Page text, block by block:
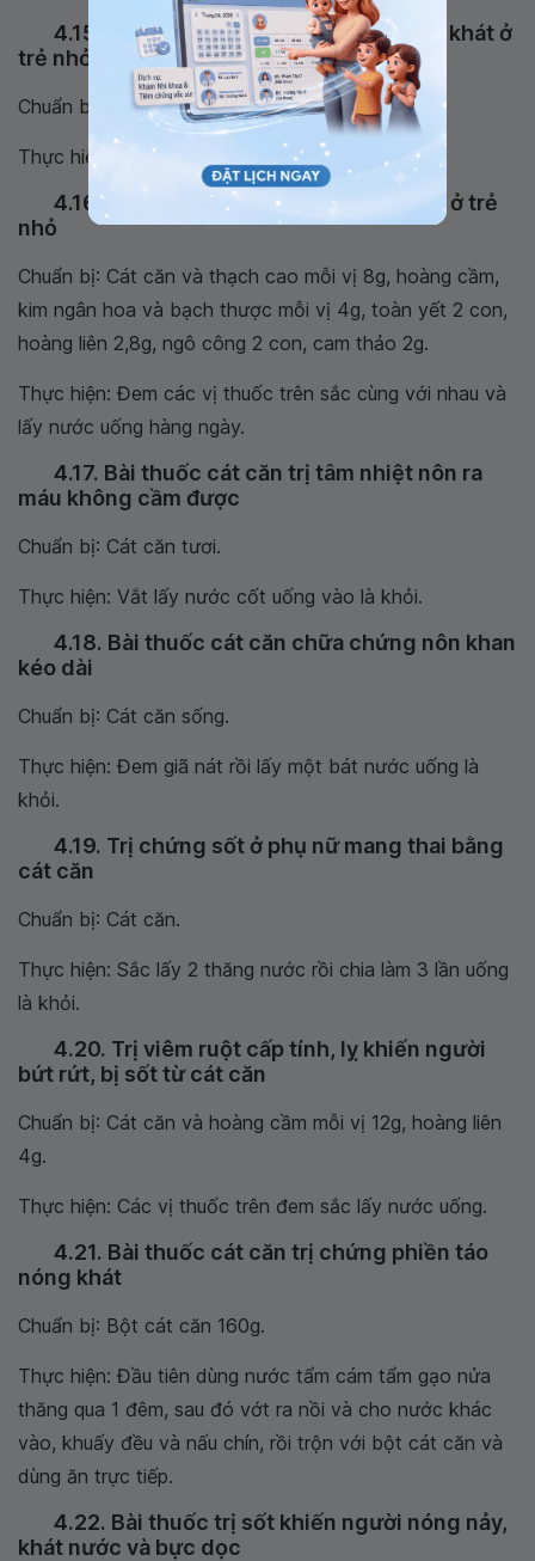
4.15. Bài thuốc cát căn trị chứng nhiệt khát ở
trẻ nhỏ
Chuẩn bị: 20g cát căn.
Thực hiện: Sắc lấy nước uống.
4.16. Bài thuốc trị chứng viêm tủy xám ở trẻ
nhỏ
Chuẩn bị: Cát căn và thạch cao mỗi vị 8g, hoàng cầm,
kim ngân hoa và bạch thược mỗi vị 4g, toàn yết 2 con,
hoàng liên 2,8g, ngô công 2 con, cam thảo 2g.
Thực hiện: Đem các vị thuốc trên sắc cùng với nhau và
lấy nước uống hàng ngày.
4.17. Bài thuốc cát căn trị tâm nhiệt nôn ra
máu không cầm được
Chuẩn bị: Cát căn tươi.
Thực hiện: Vắt lấy nước cốt uống vào là khỏi.
4.18. Bài thuốc cát căn chữa chứng nôn khan
kéo dài
Chuẩn bị: Cát căn sống.
Thực hiện: Đem giã nát rồi lấy một bát nước uống là
khỏi.
4.19. Trị chứng sốt ở phụ nữ mang thai bằng
cát căn
Chuẩn bị: Cát căn.
Thực hiện: Sắc lấy 2 thăng nước rồi chia làm 3 lần uống
là khỏi.
4.20. Trị viêm ruột cấp tính, lỵ khiến người
bứt rứt, bị sốt từ cát căn
Chuẩn bị: Cát căn và hoàng cầm mỗi vị 12g, hoàng liên
4g.
Thực hiện: Các vị thuốc trên đem sắc lấy nước uống.
4.21. Bài thuốc cát căn trị chứng phiền táo
nóng khát
Chuẩn bị: Bột cát căn 160g.
Thực hiện: Đầu tiên dùng nước tẩm cám tẩm gạo nửa
thăng qua 1 đêm, sau đó vớt ra nồi và cho nước khác
vào, khuấy đều và nấu chín, rồi trộn với bột cát căn và
dùng ăn trực tiếp.
4.22. Bài thuốc trị sốt khiến người nóng nảy,
khát nước và bực dọc